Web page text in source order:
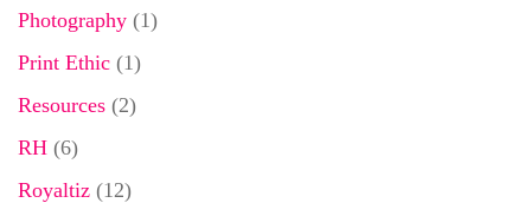
Photography (1)
Print Ethic (1)
Resources (2)
RH (6)
Royaltiz (12)